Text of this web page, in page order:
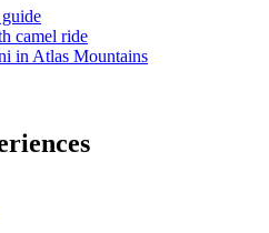
camel ride
in Atlas Mountains